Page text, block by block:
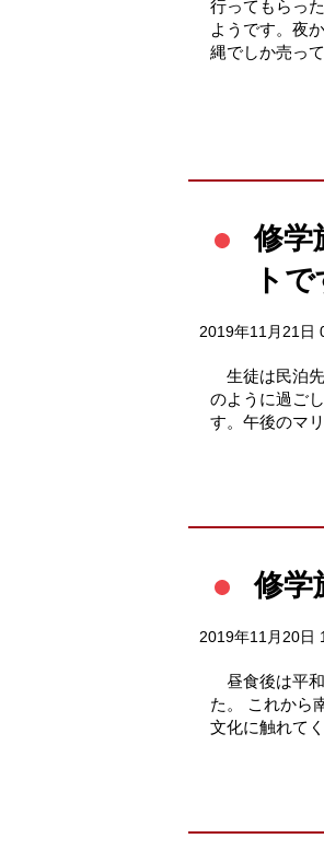
行ってもらっ
ようです。夜
縄でしか売っ
修学
ト
2019年11月21日
生徒は民泊
のように過ご
す。午後のマ
修
2019年11月20日
昼食後は平和
た。 これから
文化に触れてく